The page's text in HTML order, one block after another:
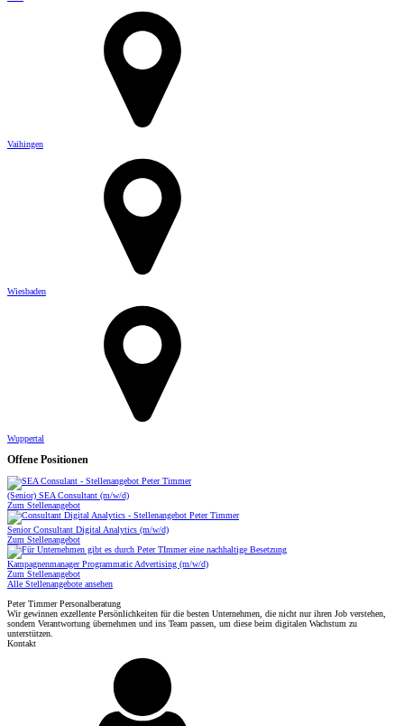
Vaihingen
Wiesbaden
Wuppertal
Offene Positionen
(Senior) SEA Consultant (m/w/d)
Zum Stellenangebot
Senior Consultant Digital Analytics (m/w/d)
Zum Stellenangebot
Kampagnenmanager Programmatic Advertising (m/w/d)
Zum Stellenangebot
Alle Stellenangebote ansehen
Peter Timmer Personalberatung
Wir gewinnen exzellente Persönlichkeiten für die besten Unternehmen, die nicht nur ihren Job verstehen,
sondern Verantwortung übernehmen und ins Team passen, um diese beim digitalen Wachstum zu
unterstützen.
Kontakt